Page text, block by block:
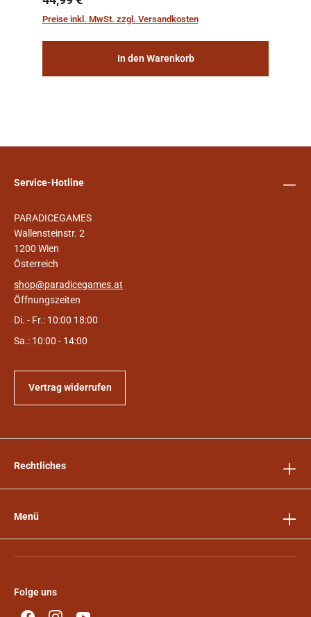
„Weltenschiffe“ gebaut. Auf diesen
Preise inkl. MwSt. zzgl. Versandkosten
In den Warenkorb
Service-Hotline
PARADICEGAMES
Wallensteinstr. 2
1200 Wien
Österreich
shop@paradicegames.at
Öffnungszeiten
Di. - Fr.: 10:00 18:00
Sa.: 10:00 - 14:00
Vertrag widerrufen
Rechtliches
Menü
Folge uns